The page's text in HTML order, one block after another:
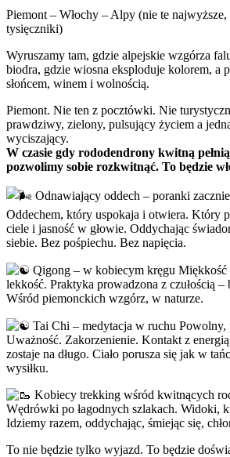
Piemont – Włochy – Alpy (nie te
tysięczniki)
Wyruszamy tam, gdzie alpejskie wzgórza
biodra, gdzie wiosna eksploduje kolorem, a
słońcem, winem i wolnością.
Piemont. Nie ten z pocztówki. Nie
prawdziwy, zielony, pulsujący życiem a
wyciszający.
W czasie gdy rododendrony kwitną
pozwolimy sobie rozkwitnąć. To będzie
Odnawiający oddech – poranki
Oddechem, który uspokaja i otwiera. Który
ciele i jasność w głowie. Oddychając
siebie. Bez pośpiechu. Bez napięcia.
Qigong – w kobiecym kręgu Miękkość
lekkość. Praktyka prowadzona z czułością –
Wśród piemonckich wzgórz, w naturze.
Tai Chi – medytacja w ruchu Powolny,
Uważność. Zakorzenienie. Kontakt z
zostaje na długo. Ciało porusza się jak w
wysiłku.
Kobiecy trekking wśród kwitnących
Wędrówki po łagodnych szlakach. Widoki,
Idziemy razem, oddychając, śmiejąc się,
To nie będzie tylko wyjazd. To będzie